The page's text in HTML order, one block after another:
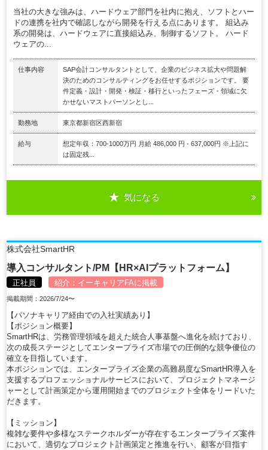
当社の大きな強みは、ハードウェア部門を社内に抱え、ソフトとハー
ドの連携を社内で確認しながら開発を行える点にあります。 組込み
系の開発は、ハードウェアに直接組込み、制御するソフト。 ハード
ウェアの...
仕事内容
SAP会計コンサルタントとして、企業のビジネス拡大や問題解
決のためのコンサルティングをお任せするポジションです。 要
件定義・設計・開発・検証・移行といったフェーズ・領域に欠
かせないマストパーソンとし...
勤務地 東京都新宿区西新宿
給与
想定年収：700-1000万円 月給 486,000 円 - 637,000円 ※上記に
は固定残...
気になる
株式会社SmartHR
導入コンサルタント/PM【HR×AIプラットフォーム】
正社員 紹介： イーキャリアFAに掲載
掲載期間：2026/7/24〜
【パソナキャリア経由での入社実績あり】
【ポジション概要】
SmartHRは、労務管理領域を超えた統合人事基盤へ進化を続けており、
次の成長ステージとしてエンタープライズ市場での圧倒的な競争優位の
確立を目指しています。
本ポジションでは、エンタープライズ企業の高難易度なSmartHR導入を
支援するプロフェッショナルサービスにおいて、プロジェクトマネージ
ャーとして計画策定から運用開始までのプロジェクト全体をリードいた
だきます。
【ミッション】
複雑な要件や多様なステークホルダーが存在するエンタープライズ案件
において、適切なプロジェクト計画策定と推進を行い、顧客が目指す